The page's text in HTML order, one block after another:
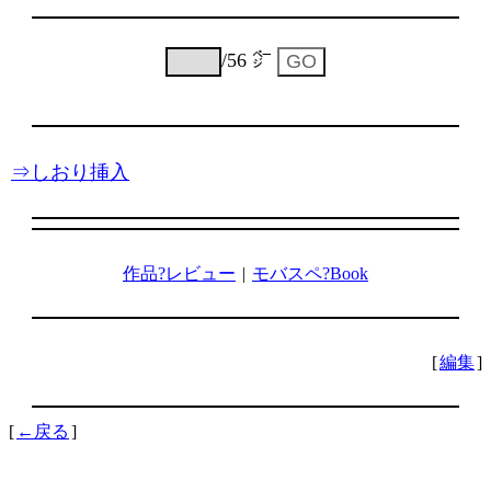
/56 ㌻
⇒しおり挿入
作品?レビュー | モバスペ?Book
[編集]
[ ←戻る ]